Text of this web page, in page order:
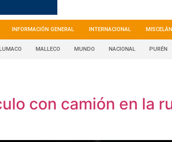
INFORMACIÓN GENERAL INTERNACIONAL
MALLECO MUNDO NACIONAL PURÉN
con camión en la